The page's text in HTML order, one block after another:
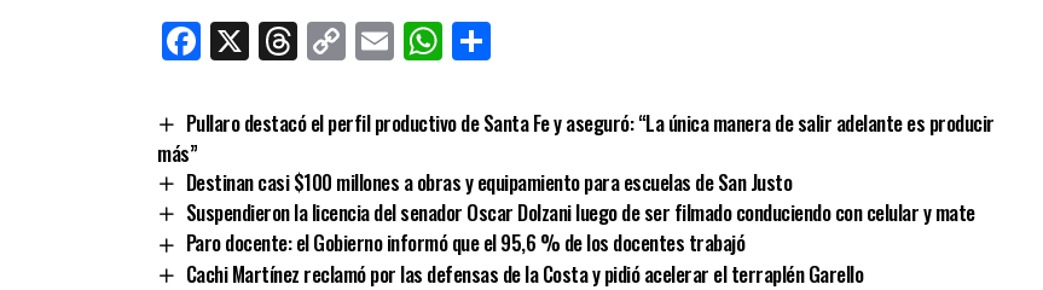
Facebook
X Threads
CopyEmailWhatsApp
Pullaro destacó el perfil productivo de Santa Fe y aseguró: “La única manera de salir adelante es producir
más”
Destinan casi $100 millones a obras y equipamiento para escuelas de San Justo
Suspendieron la licencia del senador Oscar Dolzani luego de ser filmado conduciendo con celular y mate
Paro docente: el Gobierno informó que el 95,6 % de los docentes trabajó
Cachi Martínez reclamó por las defensas de la Costa y pidió acelerar el terraplén Garello